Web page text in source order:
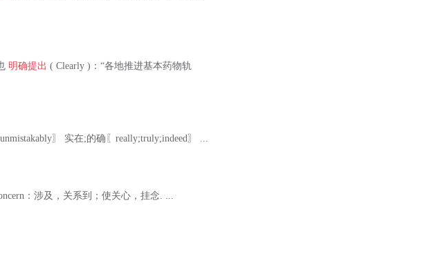
明确提出 ( Clearly )：“各地推进基本药物轨
〗 实在;的确〖really;truly;indeed〗 ...
：涉及，关系到；使关心，挂念. ...